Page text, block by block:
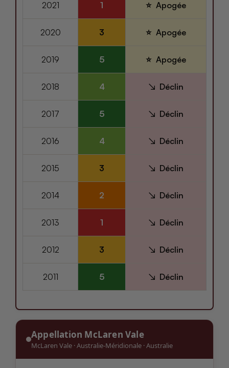
2021 1 Apogée
2020 3 Apogée
2019 5 Apogée
2018 4 Déclin
2017 5 Déclin
2016 4 Déclin
2015 3 Déclin
2014 2 Déclin
2013 1 Déclin
2012 3 Déclin
2011 5 Déclin
Appellation McLaren Vale
McLaren Vale ·Australie-Méridionale ·Australie